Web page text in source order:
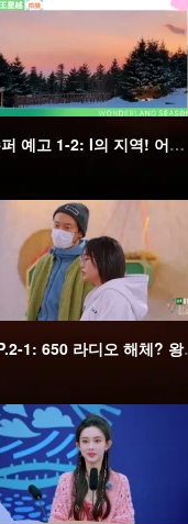
슈퍼 예고 1-2: I의 지역! 어색한 첫 만맘
EP.2-1: